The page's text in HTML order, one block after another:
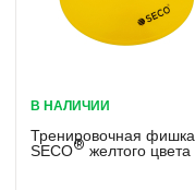
В НАЛИЧИИ
Тренировочная фишка
SECO® желтого цвета